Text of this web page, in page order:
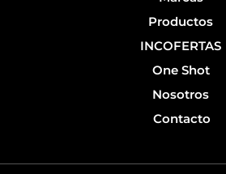
Productos
INCOFERTAS
One Shot
Nosotros
Contacto